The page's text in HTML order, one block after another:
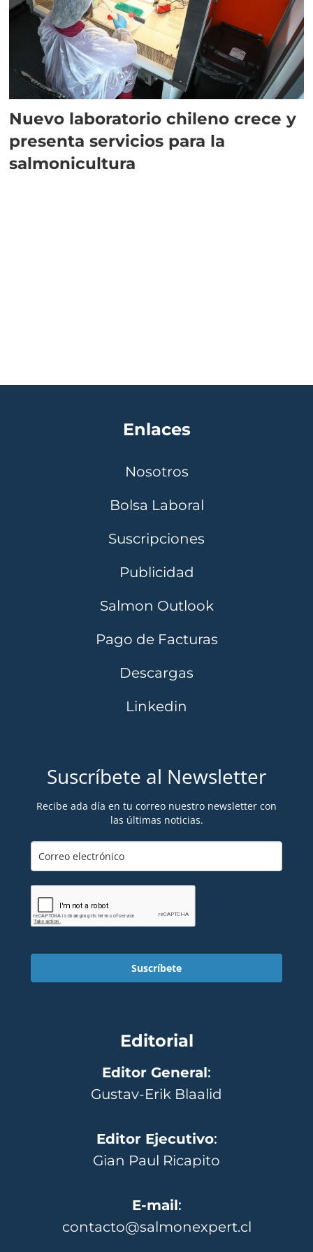
Nuevo laboratorio chileno crece y
presenta servicios para la
salmonicultura
Enlaces
Nosotros
Bolsa Laboral
Suscripciones
Publicidad
Salmon Outlook
Pago de Facturas
Descargas
Linkedin
Suscríbete al Newsletter
Recibe ada día en tu correo nuestro newsletter con
las últimas noticias.
Suscríbete
Editorial
Editor General:
Gustav-Erik Blaalid
Editor Ejecutivo:
Gian Paul Ricapito
E-mail:
contacto@salmonexpert.cl